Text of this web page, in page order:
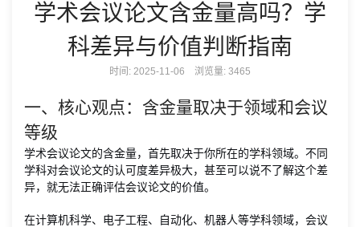
学术会议论文含金量高吗？学
科差异与价值判断指南
时间: 2025-11-06 浏览量: 3465
一、核心观点：含金量取决于领域和会议
等级
学术会议论文的含金量，首先取决于你所在的学科领域。不同
学科对会议论文的认可度差异极大，甚至可以说不了解这个差
异，就无法正确评估会议论文的价值。
在计算机科学、电子工程、自动化、机器人等学科领域，会议